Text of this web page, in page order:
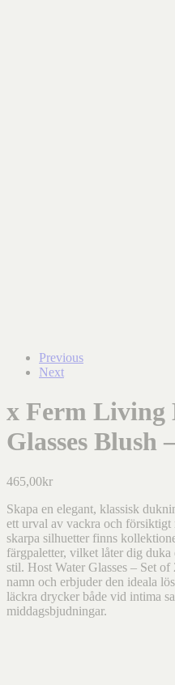
Previous
Next
x Ferm Living
Glasses Blush
465,00kr
Skapa en elegant, klassisk
ett urval av vackra och försiktigt
skarpa silhuetter finns
färgpaletter, vilket låter dig
stil. Host Water Glasses – Set
namn och erbjuder den ideala
läckra drycker både vid intima
middagsbjudningar.